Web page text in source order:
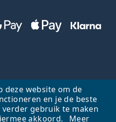
deze website om de
en je de beste
gebruik te maken
akkoord.
Meer
Ga omhoog